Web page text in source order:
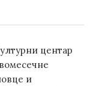
центар
и